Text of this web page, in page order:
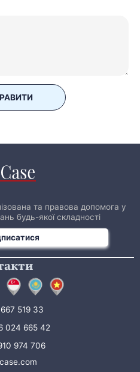
та правова допомога у
будь-якої складності
519 33
024 665 42
974 706